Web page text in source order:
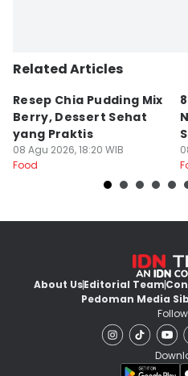
Related Articles
Resep Chia Pudding Mix
Berry, Dessert Sehat
yang Praktis
08 Agu 2026, 18:20 WIB
Food
About UsEditorial Team
Pedoman Media